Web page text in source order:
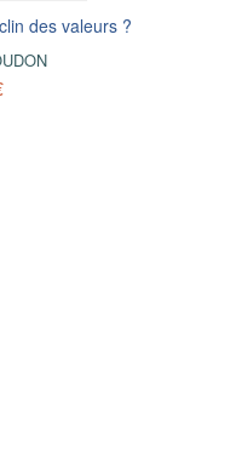
des valeurs ?